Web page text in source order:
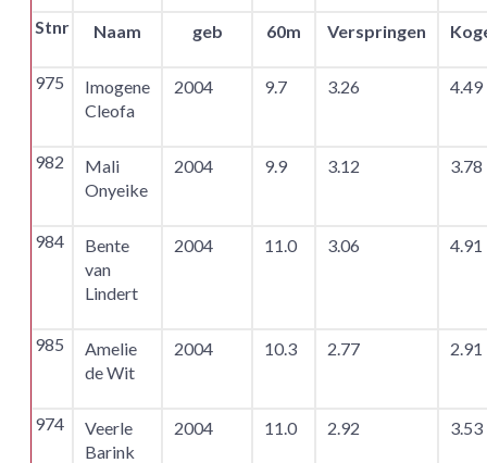
Stnr Naam geb 60m Verspringen
975
Imogene
Cleofa
2004 9.7 3.26 4.49
982
Mali
Onyeike
2004 9.9 3.12 3.78
984
Bente
van
Lindert
2004 11.0 3.06 4.91
985
Amelie
de Wit
2004 10.3 2.77 2.91
974
Veerle
Barink
2004 11.0 2.92 3.53